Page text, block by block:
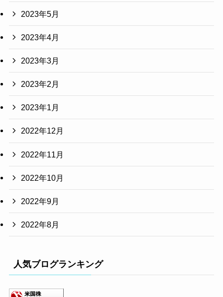
2023年5月
2023年4月
2023年3月
2023年2月
2023年1月
2022年12月
2022年11月
2022年10月
2022年9月
2022年8月
人気ブログランキング